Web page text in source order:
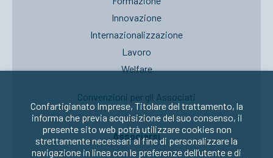
Innovazione
Internazionalizzazione
Lavoro
Welfare
Convenzioni per gli Associati
Associarsi
Confartigianato Imprese, Titolare del trattamento, la
informa che previa acquisizione del suo consenso, il
presente sito web potrà utilizzare cookies non
strettamente necessari al fine di personalizzare la
navigazione in linea con le preferenze dell’utente e di